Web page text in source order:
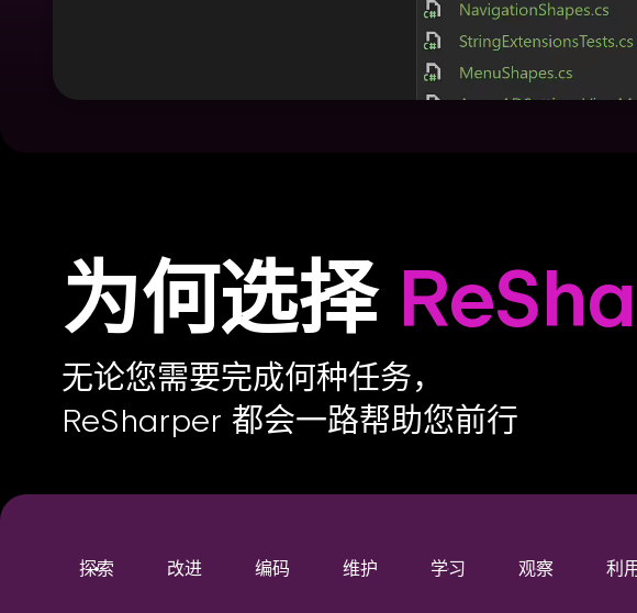
为何选择
无论您需要完成何种任务，
ReSharper 都会一路帮助您前行
探索 改进 编码 维护 学习 观察 利